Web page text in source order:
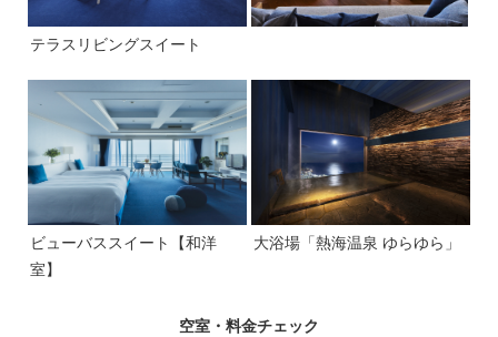
テラスリビングスイート
ビューバススイート【和洋
室】
大浴場「熱海温泉 ゆらゆら」
空室・料金チェック